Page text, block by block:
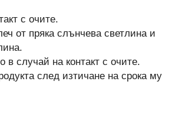
с очите.
от пряка слънчева светлина и
в случай на контакт с очите.
след изтичане на срока му